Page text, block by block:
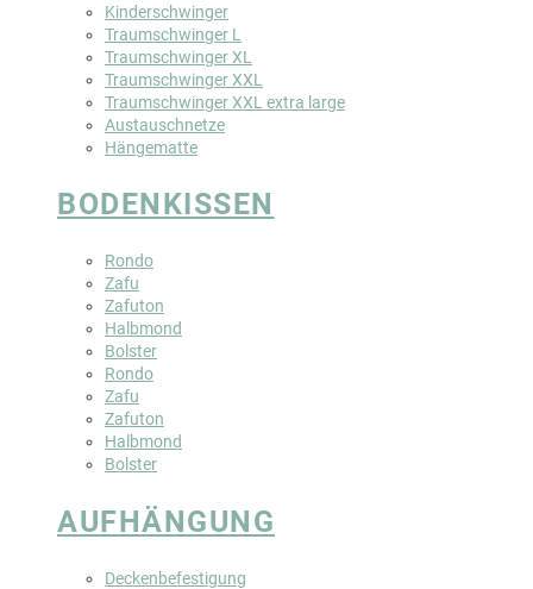
Kinderschwinger
Traumschwinger L
Traumschwinger XL
Traumschwinger XXL
Traumschwinger XXL extra large
Austauschnetze
Hängematte
BODENKISSEN
Rondo
Zafu
Zafuton
Halbmond
Bolster
Rondo
Zafu
Zafuton
Halbmond
Bolster
AUFHÄNGUNG
Deckenbefestigung